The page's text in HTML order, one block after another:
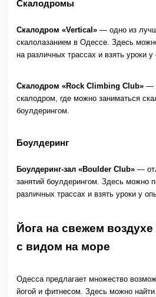
Скалодромы
Скалодром «Vertical»— одно из
скалолазанием в Одессе. Здесь
на различных трассах и взять уроки
Скалодром «Rock Climbing Club»—
скалодром, где можно заниматься
боулдерингом.
Боулдеринг
Боулдеринг-зал «Boulder Club»—
занятий боулдерингом. Здесь можно
различных трассах и взять уроки у
Йога на свежем
с видом на море
Одесса предлагает множество
йогой и фитнесом. Здесь можно